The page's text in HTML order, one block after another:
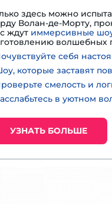
здесь можно
Волан-де-Морту,
ждут иммерсивные
волшебных
себя
которые заставят
смелость и
в уютном
УЗНАТЬ БОЛЬШЕ